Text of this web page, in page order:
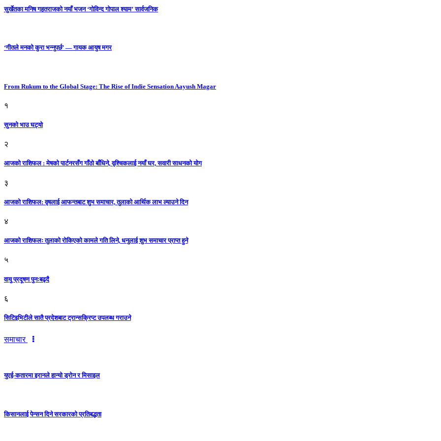
सुर्खेतका मनिष गहतराजको नयाँ भजन ‘गोविन्द गोपाल श्याम’ सार्वजनिक
‘गीतले मनको कुरा भन्नुपर्छ’ — गायक आयुष मगर
From Rukum to the Global Stage: The Rise of Indie Sensation Aayush Magar
१
सुनको भाउ घट्याे
२
आजको राशिफल : मेषको पार्टनरसँग गाँठो बाँधिने, वृश्चिकलाई नयाँ घर, सवारी साधनकाे याेग
३
आजकाे राशिफल: वृषलाई आफन्तबाट शुभ समाचार, तुलाकाे आर्थिक लाभ ल्याउने दिन
४
आजको राशिफलः तुलाकाे रोकिएको कामले गति लिने, धनुलाई शुभ समाचार प्राप्त हुने
५
वायु प्रदूषण पुनःबढ्दै
६
सिटिइभिटीले सातै प्रदेशबाट ट्रान्सक्रिप्ट उपलब्ध गराउने
समाचार
युएई-कतारमा इरानले हान्यो ड्रोन र मिसाइल
किसानलाई पेन्सन दिने सरकारको प्रतिबद्धता